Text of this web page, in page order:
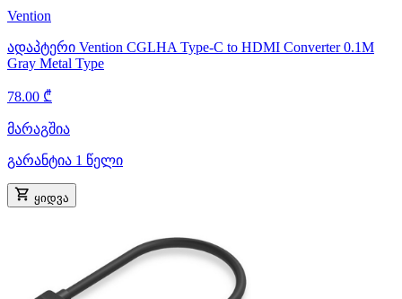
Vention
ადაპტერი Vention CGLHA Type-C to HDMI Converter 0.1M
Gray Metal Type
78.00 ₾
მარაგშია
გარანტია 1 წელი
ყიდვა